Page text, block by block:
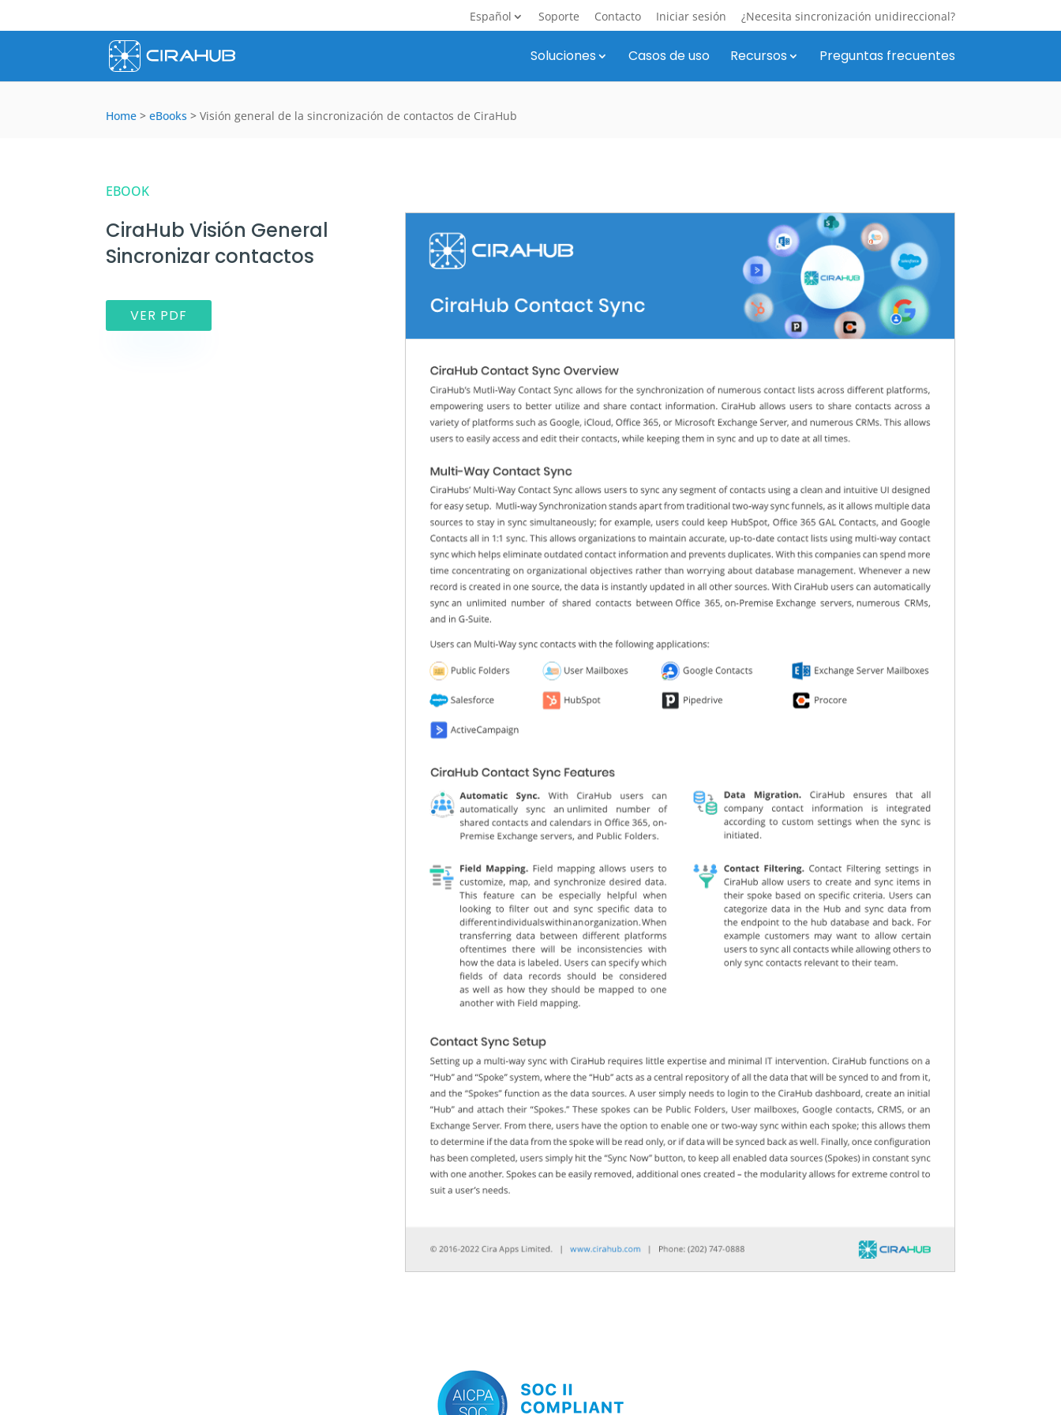
Español Soporte Contacto Iniciar sesión ¿Necesita sincronización unidireccional?
Soluciones Casos de uso Recursos Preguntas frecuentes
Home > eBooks > Visión general de la sincronización de contactos de CiraHub
EBOOK
CiraHub Visión General
Sincronizar contactos
VER PDF